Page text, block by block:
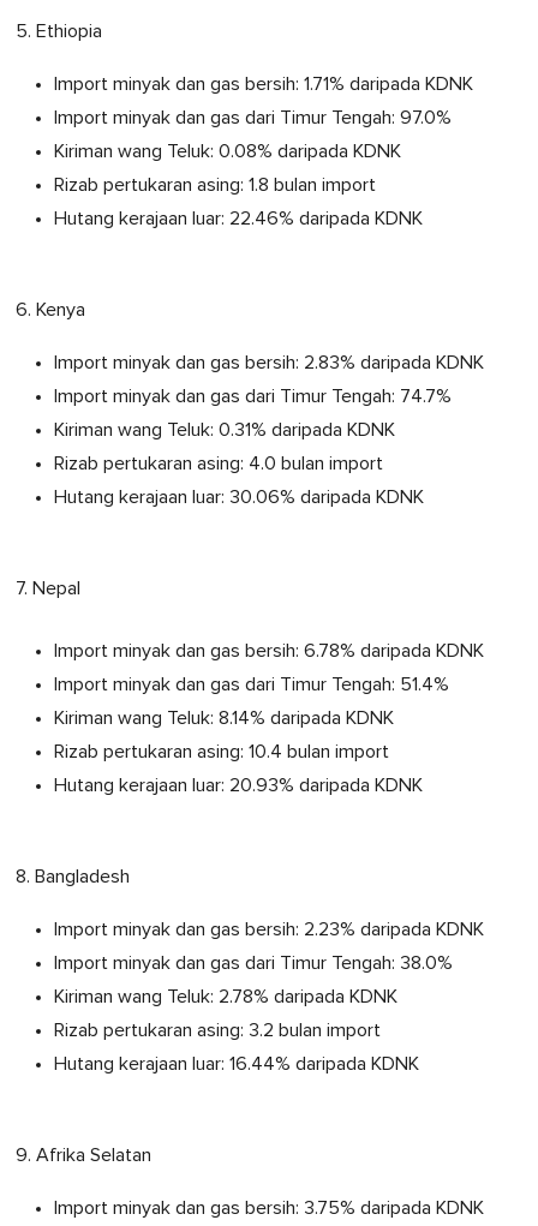
5. Ethiopia
Import minyak dan gas bersih: 1.71% daripada KDNK
Import minyak dan gas dari Timur Tengah: 97.0%
Kiriman wang Teluk: 0.08% daripada KDNK
Rizab pertukaran asing: 1.8 bulan import
Hutang kerajaan luar: 22.46% daripada KDNK
6. Kenya
Import minyak dan gas bersih: 2.83% daripada KDNK
Import minyak dan gas dari Timur Tengah: 74.7%
Kiriman wang Teluk: 0.31% daripada KDNK
Rizab pertukaran asing: 4.0 bulan import
Hutang kerajaan luar: 30.06% daripada KDNK
7. Nepal
Import minyak dan gas bersih: 6.78% daripada KDNK
Import minyak dan gas dari Timur Tengah: 51.4%
Kiriman wang Teluk: 8.14% daripada KDNK
Rizab pertukaran asing: 10.4 bulan import
Hutang kerajaan luar: 20.93% daripada KDNK
8. Bangladesh
Import minyak dan gas bersih: 2.23% daripada KDNK
Import minyak dan gas dari Timur Tengah: 38.0%
Kiriman wang Teluk: 2.78% daripada KDNK
Rizab pertukaran asing: 3.2 bulan import
Hutang kerajaan luar: 16.44% daripada KDNK
9. Afrika Selatan
Import minyak dan gas bersih: 3.75% daripada KDNK